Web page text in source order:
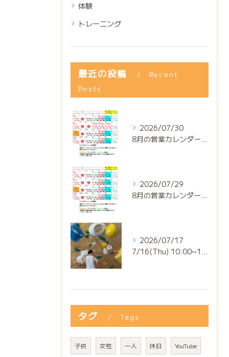
体験
トレーニング
最近の投稿
Recent
Posts
2026/07/30
8月の営業カレンダー📅でっっっす‼️
2026/07/29
8月の営業カレンダー📅でっっっす‼️
2026/07/17
7/16(Thu) 10:00~13:00
タグ Tags
子供 女性 一人 休日 YouTube